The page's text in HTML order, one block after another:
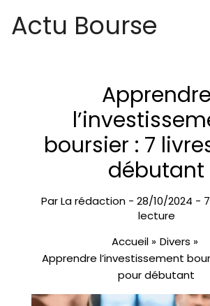
Actu Bourse
Apprendre
boursier : 7
débutant
ParLa rédaction - 28/10/2024 -
lecture
Accueil
Divers
Apprendre l’investissement
pour débutant